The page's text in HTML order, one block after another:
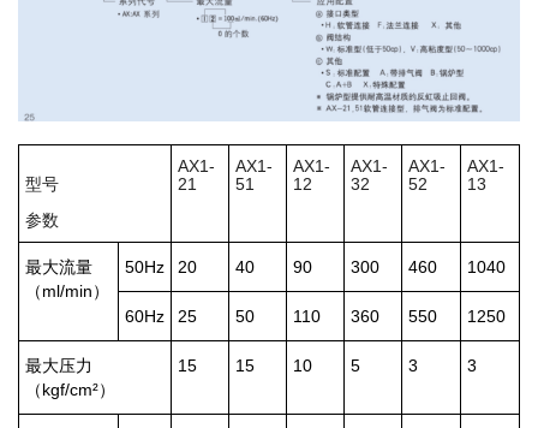
型号
参数
AX1-
21
AX1-
51
AX1-
12
AX1-
32
AX1-
52
AX1-
13
最大流量
（ml/min）
50Hz 20 40 90 300 460 1040
60Hz 25 50 110 360 550 1250
最大压力
（kgf/cm²）
15 15 10 5 3 3